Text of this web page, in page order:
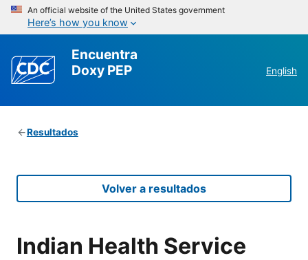
An official website of the United States government
Here’s how you know
Encuentra
Doxy PEP
English
Resultados
Volver a resultados
Indian Health Service